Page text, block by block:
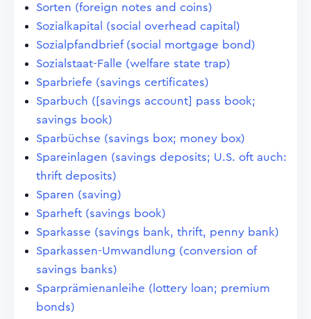
Sorten (foreign notes and coins)
Sozialkapital (social overhead capital)
Sozialpfandbrief (social mortgage bond)
Sozialstaat-Falle (welfare state trap)
Sparbriefe (savings certificates)
Sparbuch ([savings account] pass book;
savings book)
Sparbüchse (savings box; money box)
Spareinlagen (savings deposits; U.S. oft auch:
thrift deposits)
Sparen (saving)
Sparheft (savings book)
Sparkasse (savings bank, thrift, penny bank)
Sparkassen-Umwandlung (conversion of
savings banks)
Sparprämienanleihe (lottery loan; premium
bonds)